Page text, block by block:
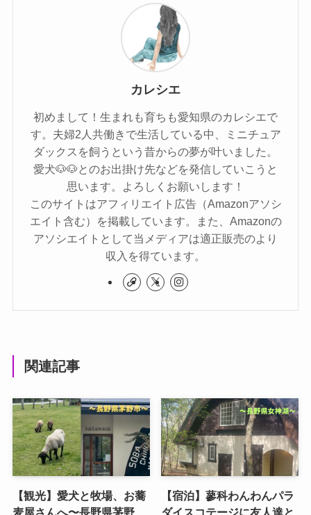
カレシエ
初めまして！生まれも育ちも愛知県のカレシエで
す。夫婦2人共働きで生活している中、ミニチュア
ダックスを飼うという昔からの夢が叶いました。
愛犬🐶🐶とのお出掛け先などを発信していこうと
思います。よろしくお願いします！
このサイトはアフィリエイト広告（Amazonアソシ
エイト含む）を掲載しています。また、Amazonの
アソシエイトとして当メディアは適正販売のより
収入を得ています。
関連記事
【観光】愛犬と牧場、お蕎
麦屋さんへ〜長野県茅野
【宿泊】蓼科わんわんパラ
ダイスコテージに友人達と